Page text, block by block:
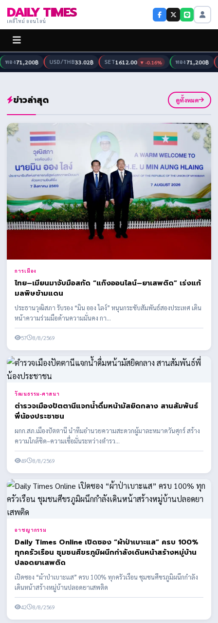
DAILY TIMES
เดลี่ไทม์ ออนไลน์
71,200฿ USD/THB33.02฿ SET 1612.00 ▼ -0.16% ทอง 71,200฿
ข่าวล่าสุด ดูทั้งหมด
การเมือง
ไทย–เมียนมาจับมือสกัด “แก๊งออนไลน์–ยาเสพติด” เร่งแก้
มลพิษข้ามแดน
ประธานวุฒิสภา รับรอง “มิน ออง ไลง์” หนุนกระชับสัมพันธ์สองประเทศ เดิน
หน้าความร่วมมือด้านความมั่นคง กา...
57 8/8/2569
วัฒนธรรม-ศาสนา
ตำรวจเมืองปัตตานีแจกน้ำดื่มหน้ามัสยิดกลาง สานสัมพันธ์
พี่น้องประชาชน
ผกก.สภ.เมืองปัตตานี นำทีมอำนวยความสะดวกผู้มาละหมาดวันศุกร์ สร้าง
ความใกล้ชิด–ความเชื่อมั่นระหว่างตำรว...
49 8/8/2569
อาชญากรรม
Daily Times Online เปิดซอง “ผ้าป่าเบาะแส” ครบ 100%
ทุกครัวเรือน ชุมชนศีขรภูมิผนึกกำลังเดินหน้าสร้างหมู่บ้าน
ปลอดยาเสพติด
เปิดซอง “ผ้าป่าเบาะแส” ครบ 100% ทุกครัวเรือน ชุมชนศีขรภูมิผนึกกำลัง
เดินหน้าสร้างหมู่บ้านปลอดยาเสพติด
42 8/8/2569